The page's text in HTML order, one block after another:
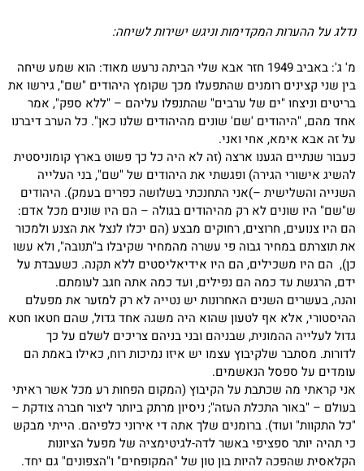
נדלג על ההערות המקדימות וניגש ישירות לשיחה:
מ' ג': באביב 1949 חזר אבא שלי הביתה נרעש מאוד: הוא שמע שיחה
בין שני קצינים רומנים שהתפעלו מכך שקומץ היהודים "שם", גירשו את
בריטים וניצחו "ים של ערבים" שהתנפלו עליהם – "ללא ספק", אמר
אחד מהם, "היהודים 'שם' שונים מהיהודים שלנו כאן". כל הערב דיברנו
על זה אבא אימא, אחי ואני.
כעבור שנתיים הגענו ארצה (זה לא היה כל כך פשוט בארץ קומוניסטית
להשיג אישורי הגירה) ופגשתי את היהודים של "שם", בני העלייה
השנייה והשלישית –)אני התחנכתי בשלושה כפרים בעמק). היהודים
ש"שם" היו שונים לא רק מהיהודים בגולה – הם היו שונים מכל אדם:
הם היו צנועים, חרוצים, רחוקים מבצע (הם יכלו לנצל את הצנע ולמכור
את תוצרתם במחיר גבוה פי עשרה מהמחיר שקיבלו ב"תנובה", ולא עשו
כן), הם היו משכילים, הם היו אידיאליסטים ללא תקנה. כשעבדת על
ידם, הרגשת עד כמה הם נפילים, ועד כמה אתה חגב לעומתם.
והנה, בעשרים השנים האחרונות יש נטייה לא רק למזער את מפעלם
ההיסטורי, אלא אף לטעון שהוא היה משגה אחד גדול, שהם חטאו חטא
גדול לעלייה ההמונית, שבניהם ובני בניהם צריכים לשלם על כך
לדורות. מסתבר שלקיבוץ עצמו יש איזו נמיכות רוח, כאילו באמת הם
עומדים על ספסל הנאשמים.
אני קראתי מה שכתבת על הקיבוץ (המקום הפחות רע מכל אשר ראיתי
בעולם – "באור התכלת העזה"; ניסיון מרתק ביותר ליצור חברה צודקת –
"כל התקוות" ועוד). ברומנים שלך אתה די אירוני כלפיהם. הייתי מבקש
כי תהיה יותר ספציפי באשר לדה-לגיטימציה של מפעל הציונות
הקלאסית שהפכה להיות בון טון של "המקופחים" ו"הצפונים" גם יחד.